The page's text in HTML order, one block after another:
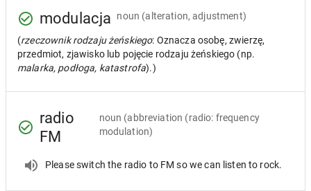
modulacja noun (alteration, adjustment)
(rzeczownik rodzaju żeńskiego: Oznacza osobę, zwierzę,
przedmiot, zjawisko lub pojęcie rodzaju żeńskiego (np.
malarka, podłoga, katastrofa).)
radio
FM
noun (abbreviation (radio: frequency
modulation)
Please switch the radio to FM so we can listen to rock.